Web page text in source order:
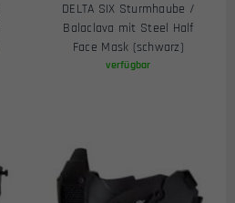
DELTA SIX Sturmhaube /
Balaclava mit Steel Half
Face Mask (schwarz)
verfügbar